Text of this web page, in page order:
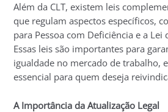
Além da CLT, existem leis
que regulam aspectos específicos,
para Pessoa com Deficiência e a Lei
Essas leis são importantes para
igualdade no mercado de trabalho,
essencial para quem deseja
A Importância da Atualização Legal